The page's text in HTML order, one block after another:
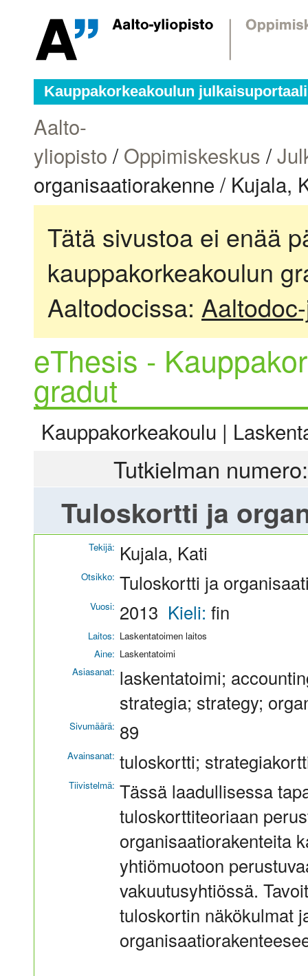
Kauppakorkeakoulun julkaisuportaali
Aalto-
yliopisto /Oppimiskeskus /
organisaatiorakenne / Kujala,
Tätä sivustoa ei enää
kauppakorkeakoulun
Aaltodocissa:
eThesis -
gradut
Kauppakorkeakoulu |
Tutkielman
Tuloskortti ja
Tekijä: Kujala, Kati
Otsikko: Tuloskortti ja
Vuosi: 2013 Kieli: fin
Laitos: Laskentatoimen laitos
Aine: Laskentatoimi
Asiasanat: laskentatoimi;
strategia; strategy;
Sivumäärä: 89
Avainsanat: tuloskortti;
Tiivistelmä: Tässä laadullisessa
tuloskorttiteoriaan
organisaatiorakenteita
yhtiömuotoon
vakuutusyhtiössä.
tuloskortin näkökulmat